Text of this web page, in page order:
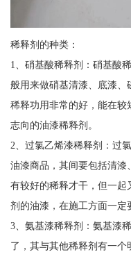
稀释剂的种类：
1、硝基酸稀释剂：硝基酸
般用来做硝基清漆、底漆、
稀释功用非常的好，能在较
志向的油漆稀释剂。
2、过氯乙烯漆稀释剂：过
油漆商品，其间要包括清
有较好的稀释才干，但一起
剂的油漆，在施工方面一定
3、氨基漆稀释剂：氨基漆
了，其与其他稀释剂有一个